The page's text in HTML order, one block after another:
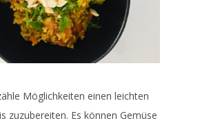
Möglichkeiten einen leichten
zuzubereiten. Es können Gemüse